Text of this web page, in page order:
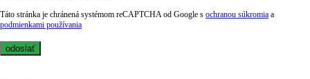
Táto stránka je chránená systémom reCAPTCHA od Google s ochranou súkromia a
podmienkami používania